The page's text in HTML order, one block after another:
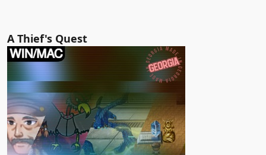
A Thief's Quest